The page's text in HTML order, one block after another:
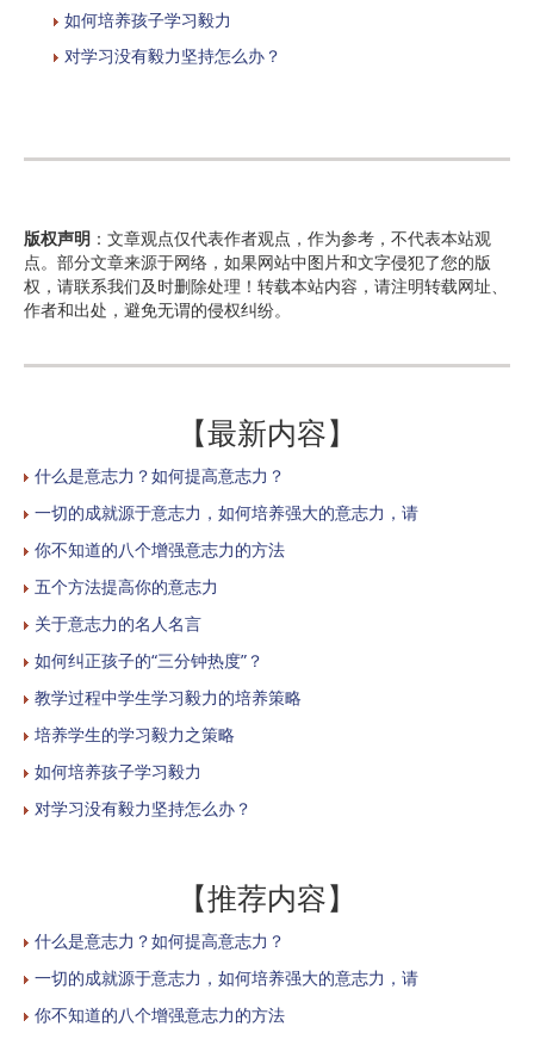
如何培养孩子学习毅力
对学习没有毅力坚持怎么办？
版权声明 ：文章观点仅代表作者观点，作为参考，不代表本站观
点。部分文章来源于网络，如果网站中图片和文字侵犯了您的版
权，请联系我们及时删除处理！转载本站内容，请注明转载网址、
作者和出处，避免无谓的侵权纠纷。
【最新内容】
什么是意志力？如何提高意志力？
一切的成就源于意志力，如何培养强大的意志力，请
你不知道的八个增强意志力的方法
五个方法提高你的意志力
关于意志力的名人名言
如何纠正孩子的“三分钟热度”？
教学过程中学生学习毅力的培养策略
培养学生的学习毅力之策略
如何培养孩子学习毅力
对学习没有毅力坚持怎么办？
【推荐内容】
什么是意志力？如何提高意志力？
一切的成就源于意志力，如何培养强大的意志力，请
你不知道的八个增强意志力的方法